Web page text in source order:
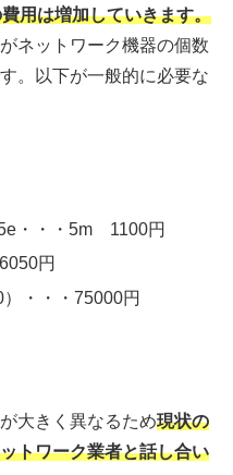
用は増加していきます。
ネットワーク機器の個数
。以下が一般的に必要な
・・・5m 1100円
円
・・・75000円
大きく異なるため現状の
トワーク業者と話し合い